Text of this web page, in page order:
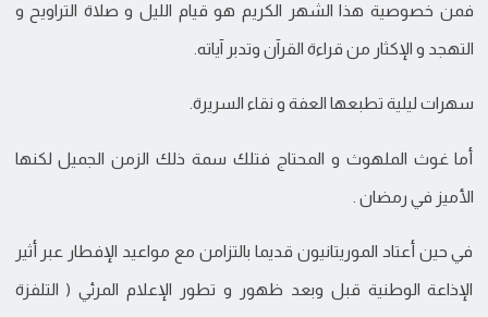
فمن خصوصية هذا الشهر الكريم هو قيام الليل و صلاة التراويح و
التهجد و الإكثار من قراءة القرآن وتدبر آياته.
سهرات ليلية تطبعها العفة و نقاء السريرة.
أما غوث الملهوث و المحتاج فتلك سمة ذلك الزمن الجميل لكنها
الأميز في رمضان .
في حين أعتاد الموريتانيون قديما بالتزامن مع مواعيد الإفطار عبر أثير
الإذاعة الوطنية قبل وبعد ظهور و تطور الإعلام المرئي ( التلفزة